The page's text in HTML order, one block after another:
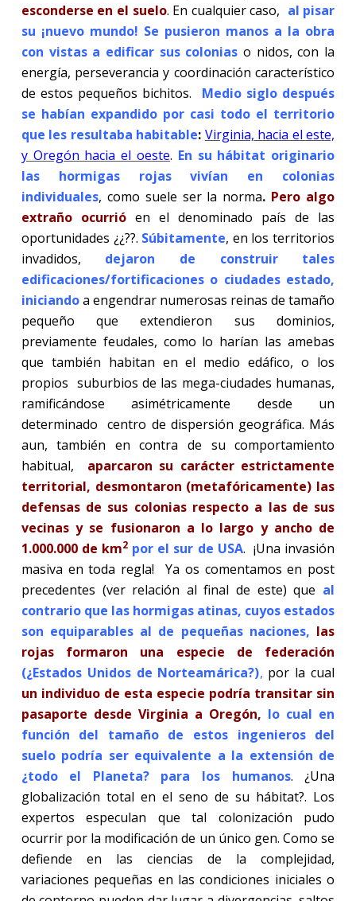
esconderse en el suelo. En cualquier caso, al pisar
su ¡nuevo mundo! Se pusieron manos a la obra
con vistas a edificar sus colonias o nidos, con la
energía, perseverancia y coordinación característico
de estos pequeños bichitos.
Medio siglo después
se habían expandido por casi todo el territorio
que les resultaba habitable: Virginia, hacia el este,
y Oregón hacia el oeste. En su hábitat originario
las hormigas rojas vivían en colonias
individuales, como suele ser la norma. Pero algo
extraño ocurrió en el denominado país de las
oportunidades ¿¿??. Súbitamente, en los territorios
invadidos, dejaron de construir tales
edificaciones/fortificaciones o ciudades estado,
iniciandoa engendrar numerosas reinas de tamaño
pequeño que extendieron sus dominios,
previamente feudales, como lo harían las amebas
que también habitan en el medio edáfico, o los
propios suburbios de las mega-ciudades humanas,
ramificándose asimétricamente desde un
determinado
centro de dispersión geográfica. Más
aun, también en contra de su comportamiento
habitual,
aparcaron su carácter estrictamente
territorial, desmontaron (metafóricamente) las
defensas de sus colonias respecto a las de sus
vecinas y se fusionaron a lo largo y ancho de
1.000.000 de km2 por el sur de USA. ¡Una invasión
masiva en toda regla!
Ya os comentamos en post
precedentes (ver relación al final de este) que al
contrario que las hormigas atinas, cuyos estados
son equiparables al de pequeñas naciones, las
rojas formaron una especie de federación
(¿Estados Unidos de Norteamárica?), por la cual
un individuo de esta especie podría transitar sin
pasaporte desde Virginia a Oregón, lo cual en
función del tamaño de estos ingenieros del
suelo podría ser equivalente a la extensión de
¿todo el Planeta? para los humanos. ¿Una
globalización total en el seno de su hábitat?. Los
expertos especulan que tal colonización pudo
ocurrir por la modificación de un único gen. Como se
defiende en las ciencias de la complejidad,
variaciones pequeñas en las condiciones iniciales o